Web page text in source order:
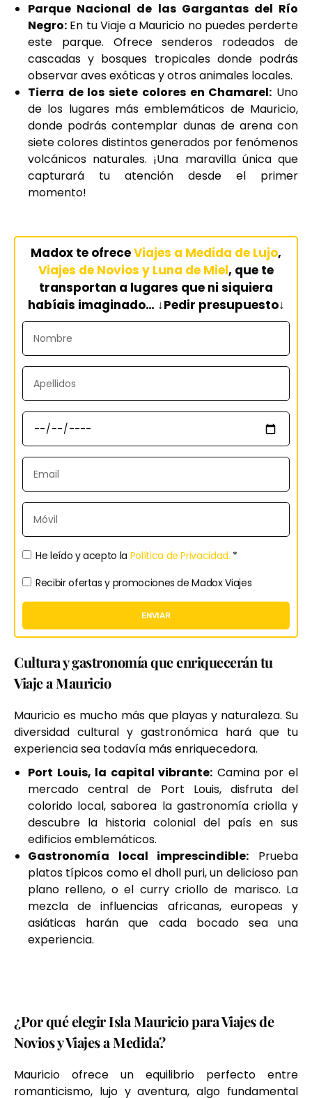
Parque Nacional de las Gargantas del Río
Negro: En tu Viaje a Mauricio no puedes perderte
este parque. Ofrece senderos rodeados de
cascadas y bosques tropicales donde podrás
observar aves exóticas y otros animales locales.
Tierra de los siete colores en Chamarel: Uno
de los lugares más emblemáticos de Mauricio,
donde podrás contemplar dunas de arena con
siete colores distintos generados por fenómenos
volcánicos naturales. ¡Una maravilla única que
capturará tu atención desde el primer
momento!
Cultura y gastronomía que enriquecerán tu
Viaje a Mauricio
Mauricio es mucho más que playas y naturaleza. Su
diversidad cultural y gastronómica hará que tu
experiencia sea todavía más enriquecedora.
Port Louis, la capital vibrante: Camina por el
mercado central de Port Louis, disfruta del
colorido local, saborea la gastronomía criolla y
descubre la historia colonial del país en sus
edificios emblemáticos.
Gastronomía local imprescindible: Prueba
platos típicos como el dholl puri, un delicioso pan
plano relleno, o el curry criollo de marisco. La
mezcla de influencias africanas, europeas y
asiáticas harán que cada bocado sea una
experiencia.
Madox te ofreceViajes a Medida de Lujo,
Viajes de Novios y Luna de Miel, que te
transportan a lugares que ni siquiera
habíais imaginado… ↓Pedir presupuesto↓
He leído y acepto la Política de Privacidad. *
Recibir ofertas y promociones de Madox Viajes
ENVIAR
¿Por qué elegir Isla Mauricio para Viajes de
Novios y Viajes a Medida?
Mauricio ofrece un equilibrio perfecto entre
romanticismo, lujo y aventura, algo fundamental